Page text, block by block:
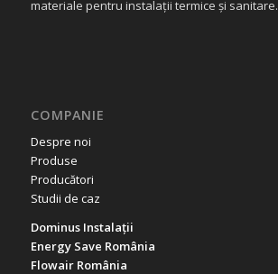
materiale pentru instalații termice și sanitare.
COMPANIE
Despre noi
Produse
Producători
Studii de caz
Dominus Instalații
Energy Save România
Flowair România